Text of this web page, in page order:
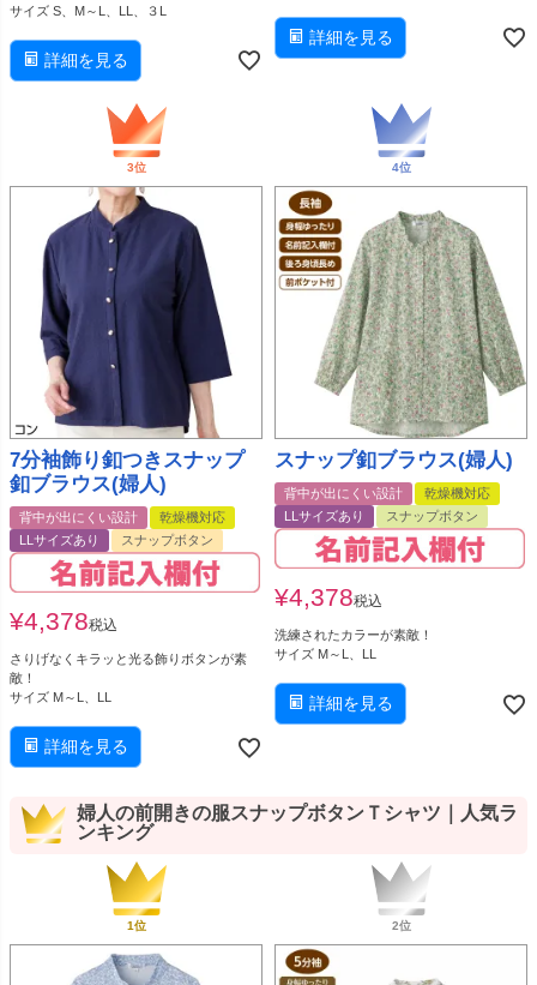
サイズ S、M～L、LL、３L
詳細を見る
詳細を見る
7分袖飾り釦つきスナップ
釦ブラウス(婦人)
背中が出にくい設計
乾燥機対応
LLサイズあり
スナップボタン
¥4,378税込
さりげなくキラッと光る飾りボタンが素
敵！
サイズ M～L、LL
詳細を見る
スナップ釦ブラウス(婦人)
背中が出にくい設計
乾燥機対応
LLサイズあり
スナップボタン
¥4,378税込
洗練されたカラーが素敵！
サイズ M～L、LL
詳細を見る
婦人の前開きの服スナップボタンＴシャツ｜人気ラ
ンキング